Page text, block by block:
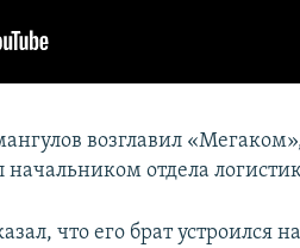
возглавил
начальником отдела
что его брат устроился